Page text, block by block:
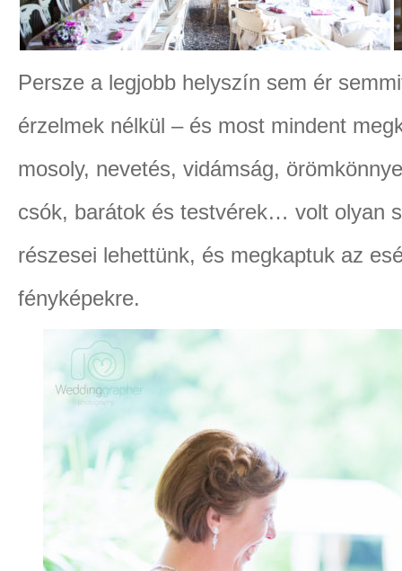
Persze a legjobb helyszín sem ér
érzelmek nélkül – és most mindent
mosoly, nevetés, vidámság,
csók, barátok és testvérek… volt olyan
részesei lehettünk, és megkaptuk az
fényképekre.